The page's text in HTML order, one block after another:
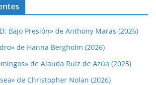
Bajo Presión» de Anthony Maras (2026)
de Hanna Bergholm (2026)
de Alauda Ruiz de Azúa (2025)
de Christopher Nolan (2026)